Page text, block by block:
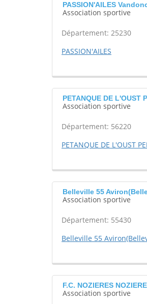
PASSION'AILES
Association sportive
Département: 25230
PASSION'AILES
PETANQUE DE L'OUST
Association sportive
Département: 56220
PETANQUE DE L'OUST
Belleville 55
Association sportive
Département: 55430
Belleville 55
F.C. NOZIERES
Association sportive